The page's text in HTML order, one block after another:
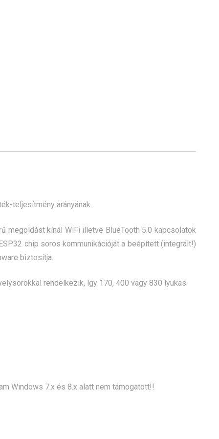
teljesítmény arányának.
megoldást kínál WiFi illetve BlueTooth 5.0 kapcsolatok
chip soros kommunikációját a beépített (integrált!)
biztosítja.
rendelkezik, így 170, 400 vagy 830 lyukas
Windows 7.x és 8.x alatt nem támogatott!!